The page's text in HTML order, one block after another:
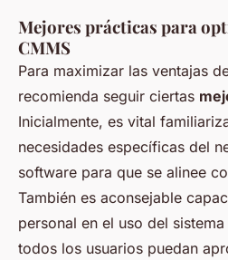
Mejores prácticas para
CMMS
Para maximizar las ventajas
recomienda seguir ciertas
Inicialmente, es vital
necesidades específicas del
software para que se alinee
También es aconsejable
personal en el uso del
todos los usuarios puedan